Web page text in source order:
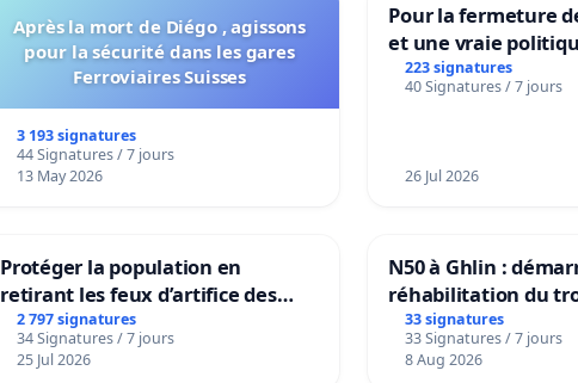
Après la mort de Diégo , agissons
pour la sécurité dans les gares
Ferroviaires Suisses
3 193 signatures
44 Signatures / 7 jours
13 May 2026
Pour la fermeture
et une vraie
la dépendance
223 signatures
40 Signatures / 7 jours
26 Jul 2026
Protéger la population en
retirant les feux d’artifice des
rayons
2 797 signatures
34 Signatures / 7 jours
25 Jul 2026
N50 à Ghlin :
réhabilitation du
33 signatures
33 Signatures / 7 jours
8 Aug 2026